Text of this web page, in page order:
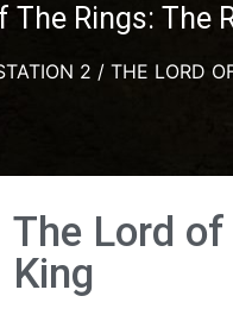
The Rings: The
2 / THE LORD
The Lord
King